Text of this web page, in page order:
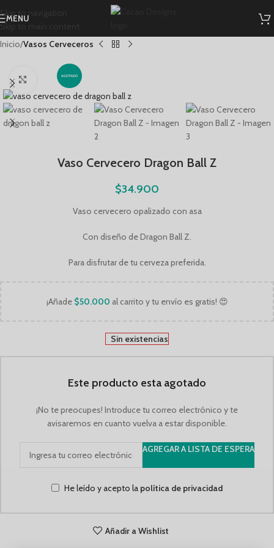
Skip to navigation
Skip to main content
MENU
Inicio Vasos Cerveceros
AGOTADO
Click to enlarge
Vaso Cervecero Dragon Ball Z
$34.900
Vaso cervecero opalizado con asa
Con diseño de Dragon Ball Z.
Para disfrutar de tu cerveza preferida.
¡Añade $50.000 al carrito y tu envío es gratis! 😍
Sin existencias
Este producto esta agotado
¡No te preocupes! Introduce tu correo electrónico y te
avisaremos en cuanto vuelva a estar disponible.
AGREGAR A LISTA DE ESPERA
He leído y acepto la política de privacidad
Añadir a Wishlist